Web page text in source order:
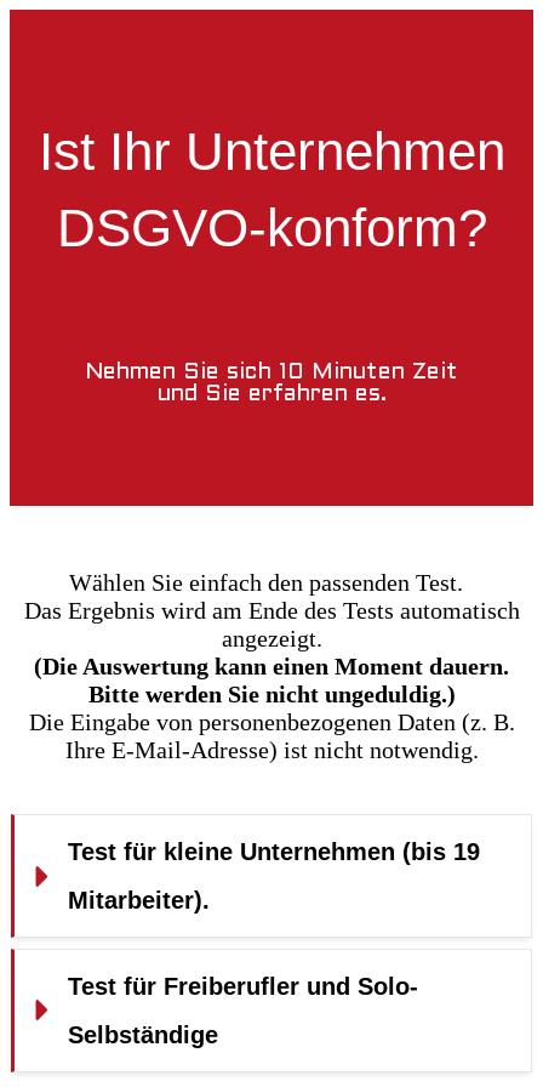
Ist Ihr Unternehmen
DSGVO-konform?
Nehmen Sie sich 10 Minuten Zeit
und Sie erfahren es.
Wählen Sie einfach den passenden Test.
Das Ergebnis wird am Ende des Tests automatisch
angezeigt.
(Die Auswertung kann einen Moment dauern.
Bitte werden Sie nicht ungeduldig.)
Die Eingabe von personenbezogenen Daten (z. B.
Ihre E-Mail-Adresse) ist nicht notwendig.
Test für kleine Unternehmen (bis 19
Mitarbeiter).
Test für Freiberufler und Solo-
Selbständige